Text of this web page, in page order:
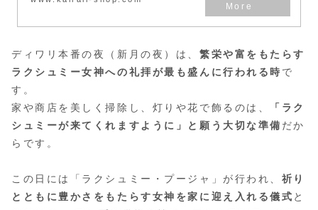
ディワリ本番の夜（新月の夜）は、 繁栄や富をもたらす
ラクシュミー女神への礼拝が最も盛んに行われる時 で
す。
家や商店を美しく掃除し、灯りや花で飾るのは、
「ラク
シュミーが来てくれますように」と願う大切な準備 だか
らです。
この日には「ラクシュミー・プージャ」が行われ、 祈り
とともに豊かさをもたらす女神を家に迎え入れる儀式 と